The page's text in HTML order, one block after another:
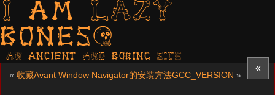
I am LAZY
bones?
AN ancient AND boring SITE
«
« 收藏Avant Window Navigator的安装方法GCC_VERSION »